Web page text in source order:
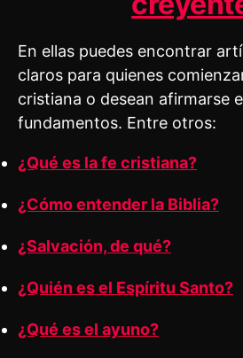
En ellas puedes encontrar
claros para quienes
cristiana o desean afirmarse
fundamentos. Entre otros:
¿Qué es la fe cristiana?
¿Cómo entender la Biblia?
¿Salvación, de qué?
¿Quién es el Espíritu Santo?
¿Qué es el ayuno?